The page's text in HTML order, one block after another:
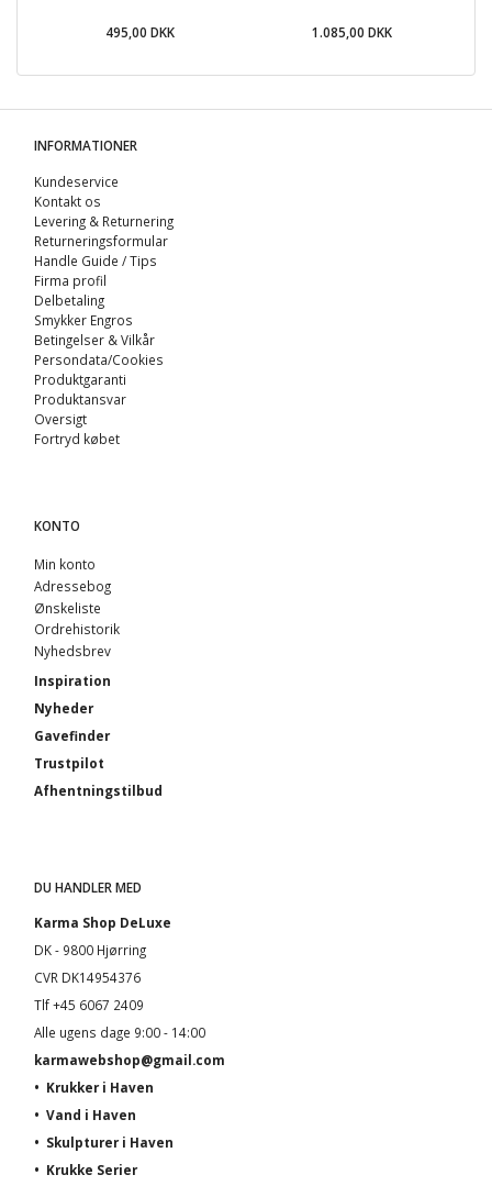
495,00 DKK 1.085,00 DKK
INFORMATIONER
Kundeservice
Kontakt os
Levering & Returnering
Returneringsformular
Handle Guide / Tips
Firma profil
Delbetaling
Smykker Engros
Betingelser & Vilkår
Persondata/Cookies
Produktgaranti
Produktansvar
Oversigt
Fortryd købet
KONTO
Min konto
Adressebog
Ønskeliste
Ordrehistorik
Nyhedsbrev
Inspiration
Nyheder
Gavefinder
Trustpilot
Afhentningstilbud
DU HANDLER MED
Karma Shop DeLuxe
DK - 9800 Hjørring
CVR DK14954376
Tlf +45 6067 2409
Alle ugens dage 9:00 - 14:00
karmawebshop@gmail.com
• Krukker i Haven
• Vand i Haven
• Skulpturer i Haven
• Krukke Serier